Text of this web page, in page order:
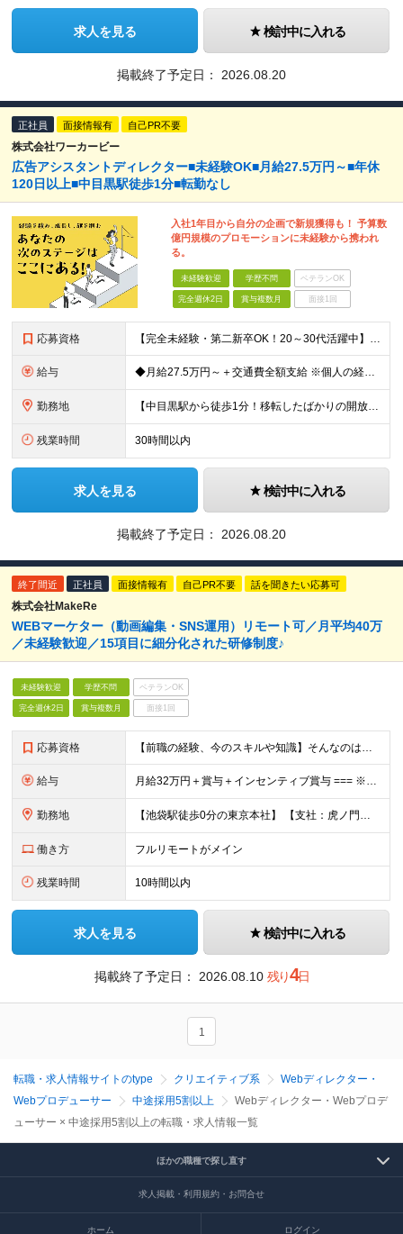
求人を見る 検討中に入れる
掲載終了予定日： 2026.08.20
正社員 面接情報有 自己PR不要
株式会社ワーカービー
広告アシスタントディレクター■未経験OK■月給27.5万円～■年休
120日以上■中目黒駅徒歩1分■転勤なし
入社1年目から自分の企画で新規獲得も！ 予算数
億円規模のプロモーションに未経験から携われ
る。
未経験歓迎 学歴不問 ベテランOK
完全週休2日 賞与複数月 面接1回
応募資格 【完全未経験・第二新卒OK！20～30代活躍中】 ◆学歴不問 ◆35歳までの方※若年層の長期キャリア形成のため ★こんな方、大歓迎です！ ・チームで協力して何かを作り上げることが好きな方 ・複数の
給与 ◆月給27.5万円～＋交通費全額支給 ※個人の経験や能力を考慮して、金額を決定します ※固定残業代45時間分（月69,400円～）を含む。超過した場合は別途全額支給します。 ※試用期間3ヵ月（社会保
勤務地 【中目黒駅から徒歩1分！移転したばかりの開放感あふれる新設オフィス】 ◆本社 東京都目黒区上目黒3-3-14 アサヒ電機朝日生命中目黒ビル8F ┕東急東横線／東京メトロ日比谷線「中目黒駅」から徒歩1
残業時間 30時間以内
求人を見る 検討中に入れる
掲載終了予定日： 2026.08.20
終了間近 正社員 面接情報有 自己PR不要 話を聞きたい応募可
株式会社MakeRe
WEBマーケター（動画編集・SNS運用）リモート可／月平均40万
／未経験歓迎／15項目に細分化された研修制度♪
未経験歓迎 学歴不問 ベテランOK
完全週休2日 賞与複数月 面接1回
応募資格 【前職の経験、今のスキルや知識】そんなのはどうでも良い！ 挑戦する人を歓迎する会社です。 ／ 挑戦する者を応援する会社 ーChallenge Yourselfー ＼ ＃未経験歓迎 ＃学歴不問 ＃
給与 月給32万円＋賞与＋インセンティブ賞与 === ※研修期間中の給与 〇経験者（マーケティング・営業・対人業務経験者） ＞月給27万円 〇未経験 ＞月給25万円 ☆研修期間中であっても6ヶ月後業績
勤務地 【池袋駅徒歩0分の東京本社】 【支社：虎ノ門、丸の内、銀座、新宿、渋谷、名古屋、大阪、博多】で募集スタート！ ※転勤はございません。 ☆東京本社 東京都豊島区西池袋1-11-1 メトロポリタンプラ
働き方 フルリモートがメイン
残業時間 10時間以内
求人を見る 検討中に入れる
掲載終了予定日： 2026.08.10 残り4日
1
転職・求人情報サイトのtype クリエイティブ系
Webディレクター・
Webプロデューサー
中途採用5割以上
Webディレクター・Webプロデ
ューサー × 中途採用5割以上の転職・求人情報一覧
ほかの職種で探し直す
求人掲載・利用規約・お問合せ
ホーム ログイン